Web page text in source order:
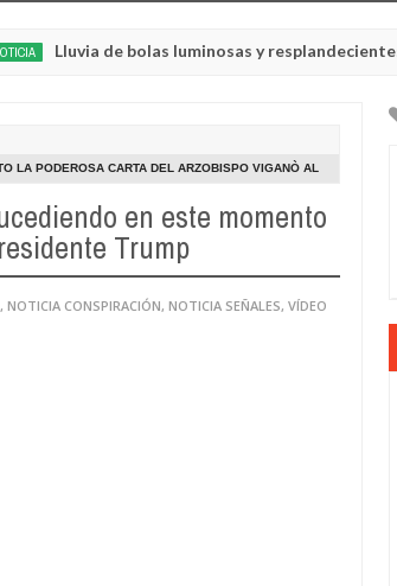
de bolas luminosas y resplandecientes en Rusia
LA PODEROSA CARTA DEL ARZOBISPO VIGANÒ AL
en este momento
Trump
, NOTICIA CONSPIRACIÓN, NOTICIA SEÑALES, VÍDEO